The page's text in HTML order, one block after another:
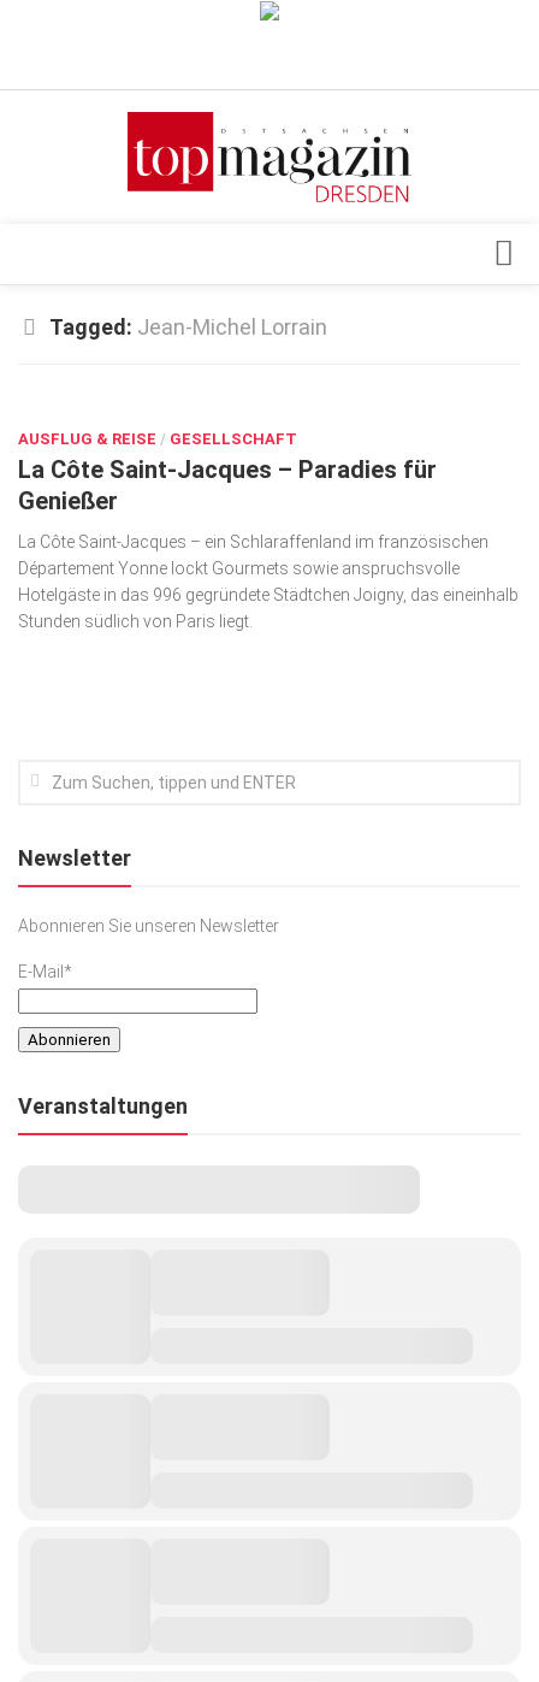
Verkaufsstellen
Top Gesundheitsforum Dresden / Ostsachsen
Geschäft
gesund & schön
Gesellschaft
Kunst & Kultur
Lifestyle
SACHSEN IN PARIS
Tagged: Jean-Michel Lorrain
AUSFLUG & REISE / GESELLSCHAFT
La Côte Saint-Jacques – Paradies für
Genießer
La Côte Saint-Jacques – ein Schlaraffenland im französischen
Département Yonne lockt Gourmets sowie anspruchsvolle
Hotelgäste in das 996 gegründete Städtchen Joigny, das eineinhalb
Stunden südlich von Paris liegt.
Newsletter
Abonnieren Sie unseren Newsletter
E-Mail*
Veranstaltungen